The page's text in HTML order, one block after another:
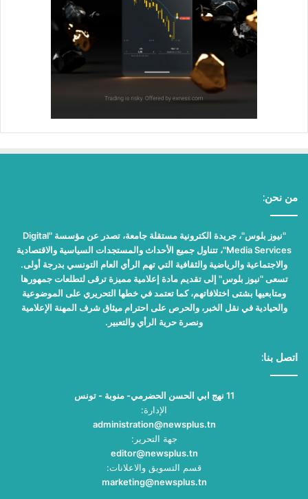
من نحن:
"نيوز بلوس"، جريدة الكترونية مستقلة جامعة، تصدر عن مؤسسة "Digital
Media Services"، تتناول جميع الأحداث والمستجدات السياسية والاقتصادية
والاجتماعية والرياضية والثقافية التي تهم الرأي العام التونسي بدرجة أولى.
تسعى "نيوز بلوس" إلى تقديم مادة إعلامية مميزة ترقى لتطلعات جمهورها
ومتابعيها بشتى اختلافاتهم، كما تعتمد في خطها التحريري على الموضوعية
والحيادية في نقل الخبر، والحرص على احترام ميثاق شرف المهنة الإعلامية
ونصرة حرية الرأي والتعبير.
اتصل بنا:
11 نهج ابي الحسن الحضرمي- منوبة - تونس
الإدارة:
administration@newsplus.tn
جهة التحرير:
editor@newsplus.tn
قسم التسويق والاعلانات:
marketing@newsplus.tn